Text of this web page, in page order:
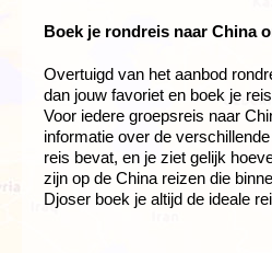
Boek je rondreis naar China
Overtuigd van het aanbod
dan jouw favoriet en boek je
Voor iedere groepsreis naar
informatie over de
reis bevat, en je ziet gelijk
zijn op de China reizen die
Djoser boek je altijd de ideale